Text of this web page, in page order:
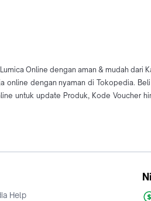
Online dengan aman & mudah dari
dengan nyaman di Tokopedia.
untuk update Produk, Kode Voucher
Help